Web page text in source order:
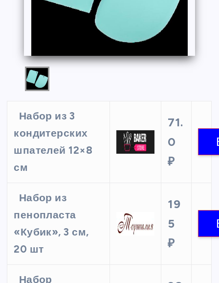
Набор из 3
кондитерских
шпателей 12×8
см
71.
0
₽
Набор из
пенопласта
«Кубик», 3 см,
20 шт
19
5
₽
Набор